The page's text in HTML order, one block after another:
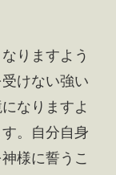
りますよう
けない強い
なりますよ
。自分自身
様に誓うこ